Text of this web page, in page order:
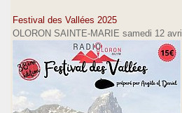
Festival des Vallées 2025
OLORON SAINTE-MARIE samedi 12 avril